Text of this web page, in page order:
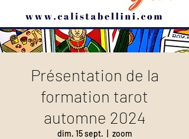
Présentation de la
formation tarot
automne 2024
dim. 15 sept. zoom